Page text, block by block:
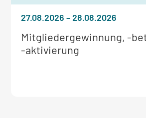
Weitere
Informationen
Mitgliedergewinnung, -
-aktivierung
27.08.2026–28.08.2026